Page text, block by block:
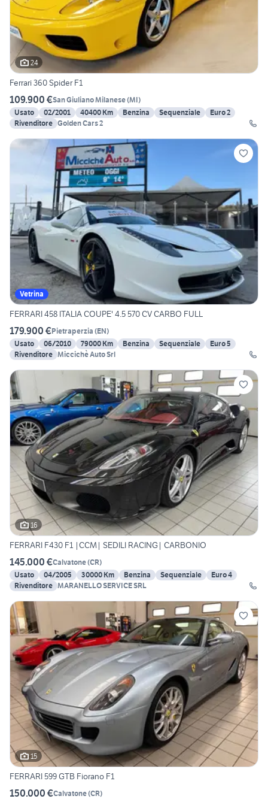
24
Ferrari 360 Spider F1
109.900 €San Giuliano Milanese(MI)
Usato
02/2001 40400 Km Benzina Sequenziale
Euro 2
Rivenditore Golden Cars 2
Vetrina
FERRARI 458 ITALIA COUPE' 4.5 570 CV CARBO FULL
179.900 €Pietraperzia (EN)
Usato
06/2010 79000 Km Benzina Sequenziale
Euro 5
Rivenditore Miccichè Auto Srl
16
FERRARI F430 F1 |CCM| SEDILI RACING| CARBONIO
145.000 €Calvatone(CR)
Usato
04/2005 30000 Km Benzina Sequenziale
Euro 4
Rivenditore MARANELLO SERVICE SRL
15
FERRARI 599 GTB Fiorano F1
150.000 €Calvatone(CR)